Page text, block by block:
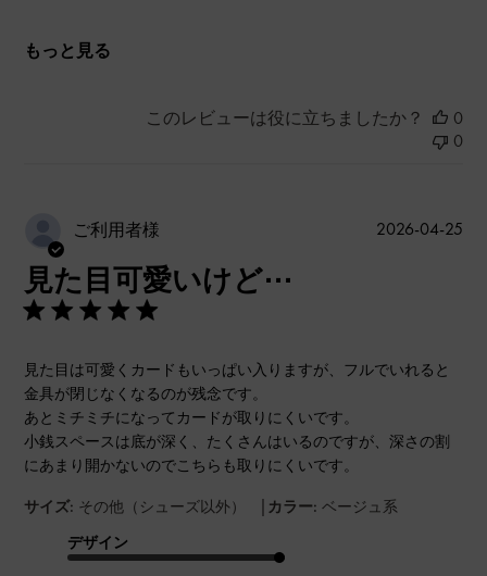
もっと見る
このレビューは役に立ちましたか？
0
0
ご利用者様
見た目可愛いけど⋯
見た目は可愛くカードもいっぱい入りますが、フルでいれると
金具が閉じなくなるのが残念です。
あとミチミチになってカードが取りにくいです。
小銭スペースは底が深く、たくさんはいるのですが、深さの割
にあまり開かないのでこちらも取りにくいです。
サイズ: その他（シューズ以外） | カラー: ベージュ系
デザイン
公
2026-04-25